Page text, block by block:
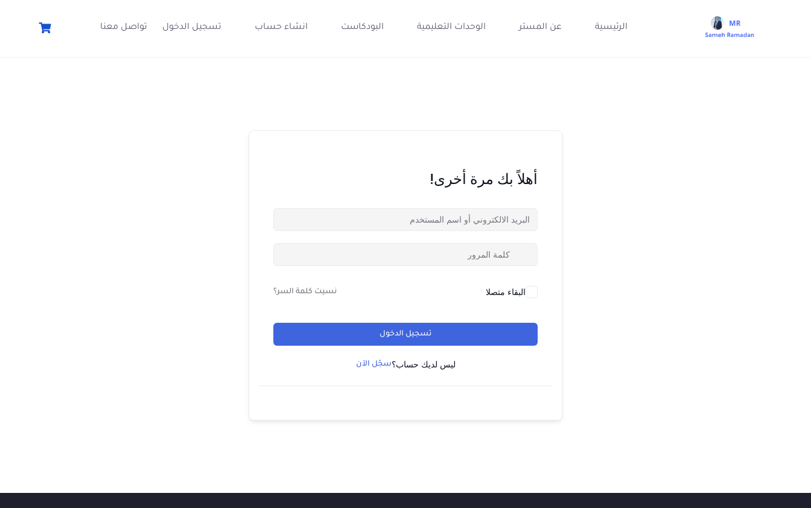
الرئيسية عن المستر الوحدات التعليمية البودكاست انشاء حساب تسجيل الدخول تواصل معنا
أهلاً بك مرة أخرى!
البقاء متصلا نسيت كلمة السر؟
تسجيل الدخول
ليس لديك حساب؟سجّل الآن